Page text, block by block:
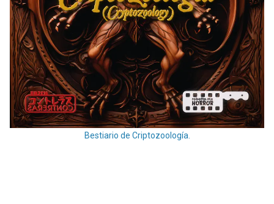
Bestiario de Criptozoología.